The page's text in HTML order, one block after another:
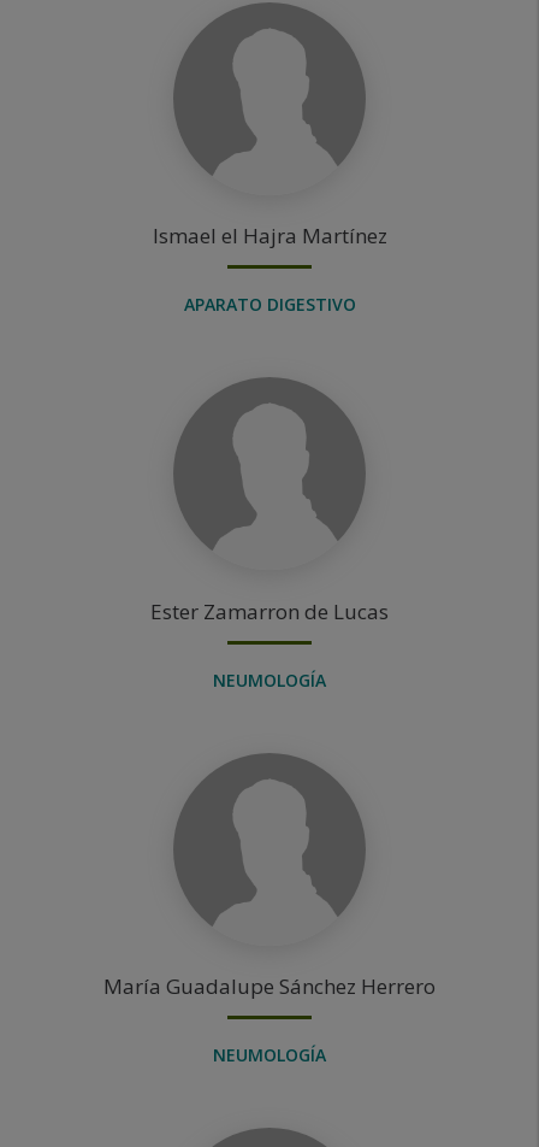
Ismael el Hajra Martínez
APARATO DIGESTIVO
Ester Zamarron de Lucas
NEUMOLOGÍA
María Guadalupe Sánchez Herrero
NEUMOLOGÍA